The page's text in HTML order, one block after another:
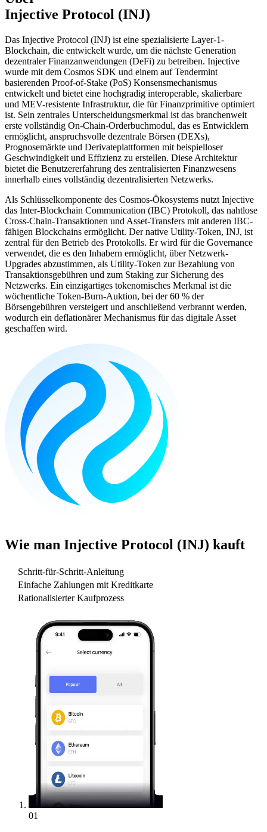
Injective Protocol (INJ)
Das Injective Protocol (INJ) ist eine spezialisierte Layer-1-
Blockchain, die entwickelt wurde, um die nächste Generation
dezentraler Finanzanwendungen (DeFi) zu betreiben. Injective
wurde mit dem Cosmos SDK und einem auf Tendermint
basierenden Proof-of-Stake (PoS) Konsensmechanismus
entwickelt und bietet eine hochgradig interoperable, skalierbare
und MEV-resistente Infrastruktur, die für Finanzprimitive optimiert
ist. Sein zentrales Unterscheidungsmerkmal ist das branchenweit
erste vollständig On-Chain-Orderbuchmodul, das es Entwicklern
ermöglicht, anspruchsvolle dezentrale Börsen (DEXs),
Prognosemärkte und Derivateplattformen mit beispielloser
Geschwindigkeit und Effizienz zu erstellen. Diese Architektur
bietet die Benutzererfahrung des zentralisierten Finanzwesens
innerhalb eines vollständig dezentralisierten Netzwerks.
Als Schlüsselkomponente des Cosmos-Ökosystems nutzt Injective
das Inter-Blockchain Communication (IBC) Protokoll, das nahtlose
Cross-Chain-Transaktionen und Asset-Transfers mit anderen IBC-
fähigen Blockchains ermöglicht. Der native Utility-Token, INJ, ist
zentral für den Betrieb des Protokolls. Er wird für die Governance
verwendet, die es den Inhabern ermöglicht, über Netzwerk-
Upgrades abzustimmen, als Utility-Token zur Bezahlung von
Transaktionsgebühren und zum Staking zur Sicherung des
Netzwerks. Ein einzigartiges tokenomisches Merkmal ist die
wöchentliche Token-Burn-Auktion, bei der 60 % der
Börsengebühren versteigert und anschließend verbrannt werden,
wodurch ein deflationärer Mechanismus für das digitale Asset
geschaffen wird.
Wie man Injective Protocol (INJ) kauft
Schritt-für-Schritt-Anleitung
Einfache Zahlungen mit Kreditkarte
Rationalisierter Kaufprozess
01